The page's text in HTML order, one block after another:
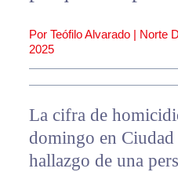
Por Teófilo Alvarado | Norte
2025
La cifra de
domingo en Ciudad
hallazgo de una